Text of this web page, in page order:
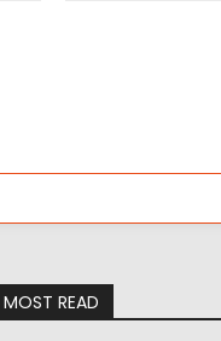
MOST READ